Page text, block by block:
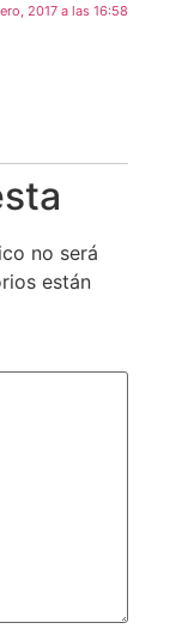
2017 a las 16:58
no será
están